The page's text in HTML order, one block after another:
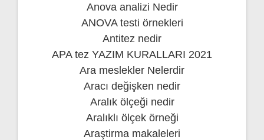
Anova analizi Nedir
ANOVA testi örnekleri
Antitez nedir
APA tez YAZIM KURALLARI 2021
Ara meslekler Nelerdir
Aracı değişken nedir
Aralık ölçeği nedir
Aralıklı ölçek örneği
Araştirma makaleleri